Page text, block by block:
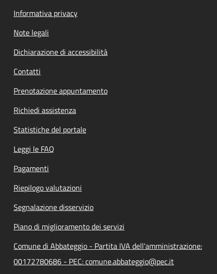
Informativa privacy
Note legali
Dichiarazione di accessibilità
Contatti
Prenotazione appuntamento
Richiedi assistenza
Statistiche del portale
Leggi le FAQ
Pagamenti
Riepilogo valutazioni
Segnalazione disservizio
Piano di miglioramento dei servizi
Comune di Abbateggio - Partita IVA dell'amministrazione:
00172780686 - PEC: comune.abbateggio@pec.it